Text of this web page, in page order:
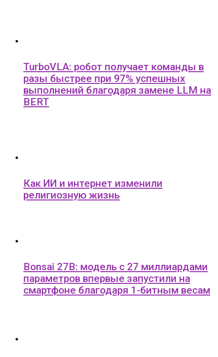
TurboVLA: робот получает команды в
разы быстрее при 97% успешных
выполнений благодаря замене LLM на
BERT
Как ИИ и интернет изменили
религиозную жизнь
Bonsai 27B: модель с 27 миллиардами
параметров впервые запустили на
смартфоне благодаря 1-битным весам